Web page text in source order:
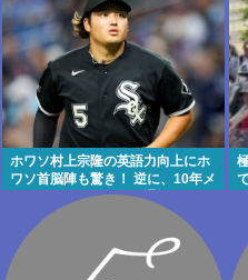
ホワソ村上宗隆の英語力向上にホ
ワソ首脳陣も驚き！ 逆に、10年メ
ジャーにいてもいまだ通訳ついて
るやついるよな